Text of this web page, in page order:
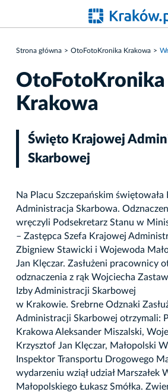
Strona główna OtoFotoKronika Krakowa
OtoFotoKronika
Krakowa
Święto Krajowej
Skarbowej
Na Placu Szczepańskim świętowała
Administracja Skarbowa.
wręczyli Podsekretarz Stanu w
– Zastępca Szefa Krajowej
Zbigniew Stawicki i Wojewoda
Jan Klęczar. Zasłużeni pracownicy
odznaczenia z rąk Wojciecha
Izby Administracji Skarbowej
w Krakowie. Srebrne Odznaki
Administracji Skarbowej otrzymali:
Krakowa Aleksander Miszalski,
Krzysztof Jan Klęczar, Małopolski
Inspektor Transportu Drogowego
wydarzeniu wziął udział Marszałek
Małopolskiego Łukasz Smółka.